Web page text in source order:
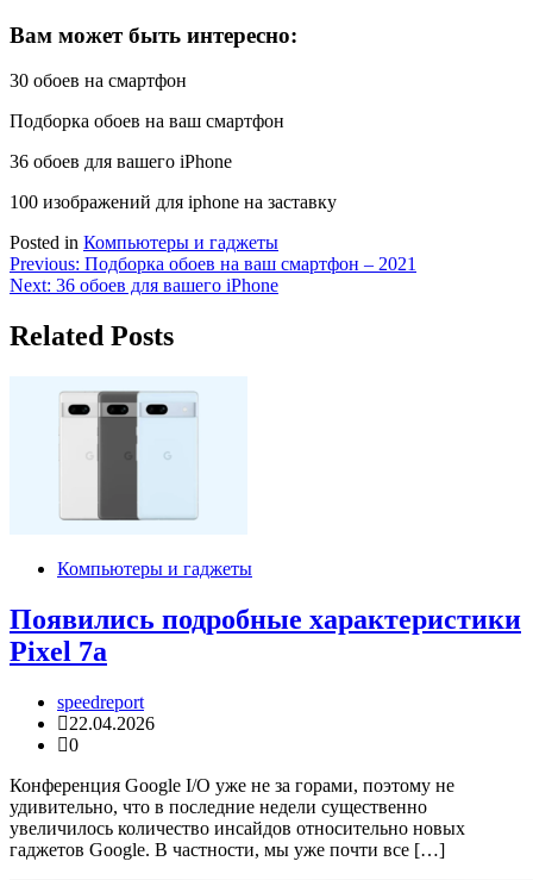
Вам может быть интересно:
30 обоев на смартфон
Подборка обоев на ваш смартфон
36 обоев для вашего iPhone
100 изображений для iphone на заставку
Posted in Компьютеры и гаджеты
Навигация
по
записям
Previous: Подборка обоев на ваш смартфон – 2021
Next: 36 обоев для вашего iPhone
Related Posts
Компьютеры и гаджеты
Появились подробные характеристики
Pixel 7a
speedreport
22.04.2026
0
Конференция Google I/O уже не за горами, поэтому не
удивительно, что в последние недели существенно
увеличилось количество инсайдов относительно новых
гаджетов Google. В частности, мы уже почти все […]